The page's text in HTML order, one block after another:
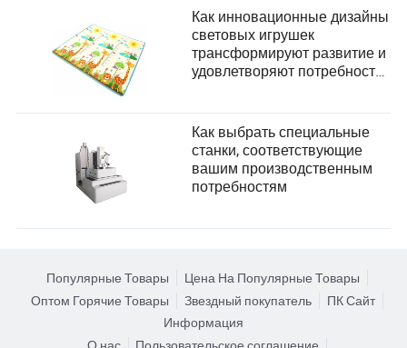
Как инновационные дизайны
световых игрушек
трансформируют развитие и
удовлетворяют потребности
Как выбрать специальные
станки, соответствующие
вашим производственным
потребностям
Популярные Товары
Цена На Популярные Товары
Оптом Горячие Товары
Звездный покупатель
ПК Сайт
Информация